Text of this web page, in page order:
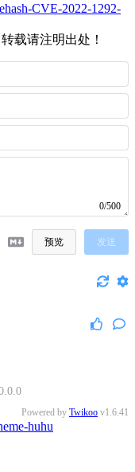
CVE-2022-1292-
载请注明出处！
0/500
预览 发送
Powered by Twikoo v1.6.41
huhu